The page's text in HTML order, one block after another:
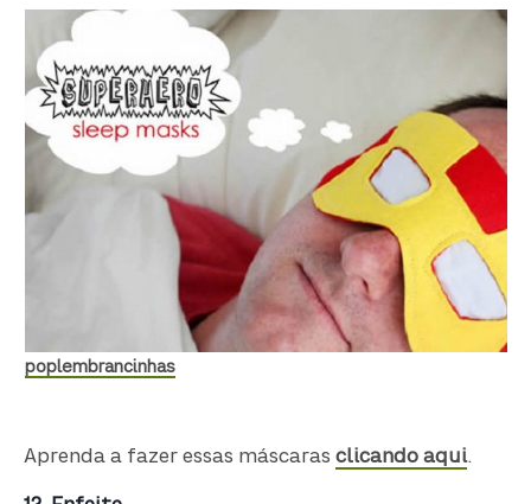
poplembrancinhas
Aprenda a fazer essas máscarasclicando aqui.